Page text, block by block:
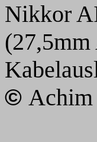
Nikkor
© Achim